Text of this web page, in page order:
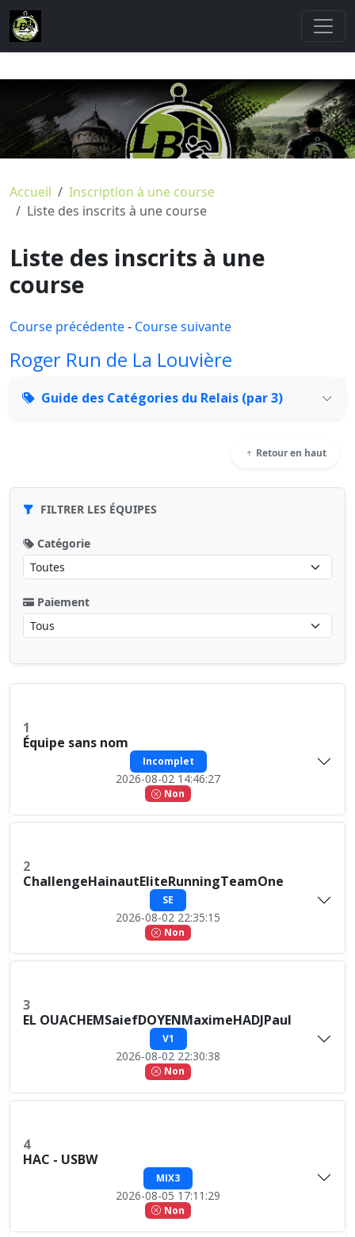
Accueil
Inscription à une course
Liste des inscrits à une course
Liste des inscrits à une
course
Course précédente- Course suivante
Roger Run de La Louvière
Guide des Catégories du Relais (par 3)
Retour en haut
FILTRER LES ÉQUIPES
Catégorie
Paiement
1
Équipe sans nom
Incomplet
2026-08-02 14:46:27
Non
2
ChallengeHainautEliteRunningTeamOne
SE
2026-08-02 22:35:15
Non
3
EL OUACHEMSaiefDOYENMaximeHADJPaul
V1
2026-08-02 22:30:38
Non
4
HAC - USBW
MIX3
2026-08-05 17:11:29
Non